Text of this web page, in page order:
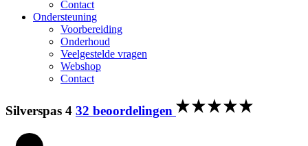
Contact
Ondersteuning
Voorbereiding
Onderhoud
Veelgestelde vragen
Webshop
Contact
Silverspas 4 32 beoordelingen